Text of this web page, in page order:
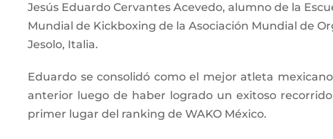
Jesús Eduardo Cervantes Acevedo, alumno de la
Mundial de Kickboxing de la Asociación Mundial de
Jesolo, Italia.
Eduardo se consolidó como el mejor atleta
anterior luego de haber logrado un exitoso
primer lugar del ranking de WAKO México.